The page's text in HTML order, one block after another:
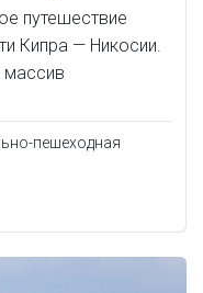
путешествие
Кипра — Никосии.
массив
пешеходная